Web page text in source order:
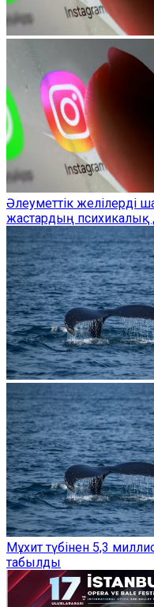
Әлеуметтік желілерді
жастардың
Мұхит түбінен 5,3
табылды